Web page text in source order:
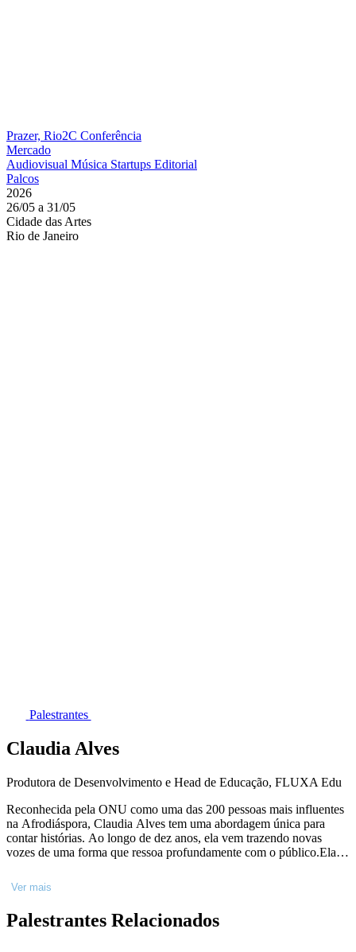
Prazer, Rio2C Conferência
Mercado
Audiovisual Música Startups Editorial
Palcos
2026
26/05 a 31/05
Cidade das Artes
Rio de Janeiro
Palestrantes
Claudia Alves
Produtora de Desenvolvimento e Head de Educação, FLUXA Edu
Reconhecida pela ONU como uma das 200 pessoas mais influentes
na Afrodiáspora, Claudia Alves tem uma abordagem única para
contar histórias. Ao longo de dez anos, ela vem trazendo novas
vozes de uma forma que ressoa profundamente com o público.Ela é
é voltado para questões sociais e foi premiada pela série documental
#OFuturoÉFeminino (Globoplay). Em 2020, ela fez mestrado na
desenvolvimento de talentos de streaming. Seu trabalho impactou
Ver mais
Palestrantes Relacionados